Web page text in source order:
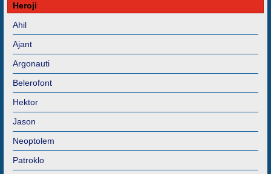
Heroji
Ahil
Ajant
Argonauti
Belerofont
Hektor
Jason
Neoptolem
Patroklo